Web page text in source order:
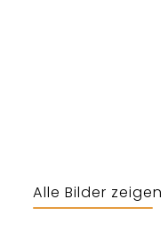
Alle Bilder zeigen